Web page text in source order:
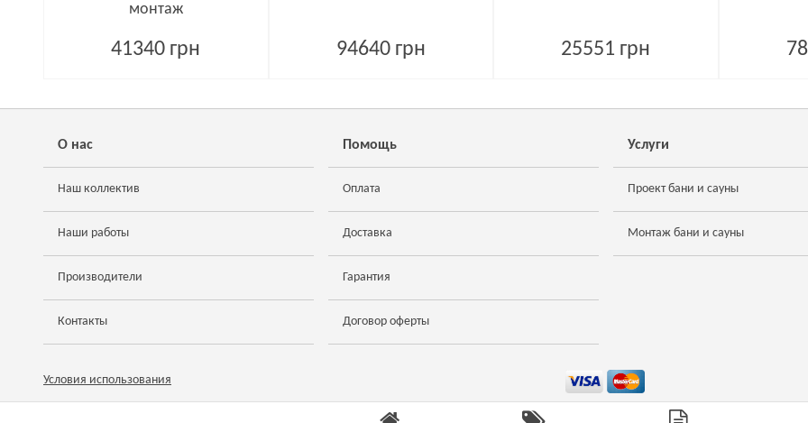
монтаж
41340 грн 94640 грн 25551 грн
О нас
Наш коллектив
Наши работы
Производители
Контакты
Помощь
Оплата
Доставка
Гарантия
Договор оферты
Услуги
Проект бани и сауны
Монтаж бани и сауны
Условия использования